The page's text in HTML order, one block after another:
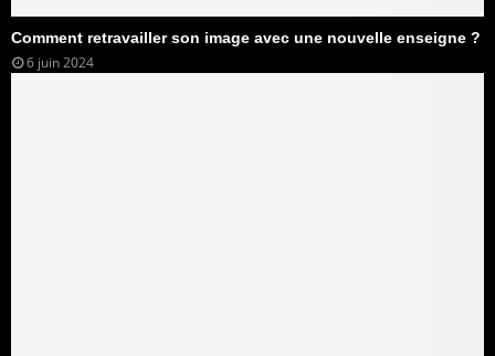
Comment retravailler son image avec une nouvelle enseigne ?
6 juin 2024